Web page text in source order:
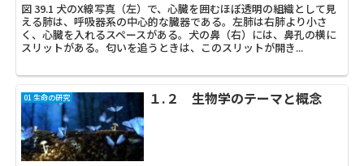
図 39.1 犬のX線写真（左）で、心臓を囲むほぼ透明の組織として見
える肺は、呼吸器系の中心的な臓器である。左肺は右肺より小さ
く、心臓を入れるスペースがある。犬の鼻（右）には、鼻孔の横に
スリットがある。匂いを追うときは、このスリットが開き...
01 生命の研究 １.２ 生物学のテーマと概念